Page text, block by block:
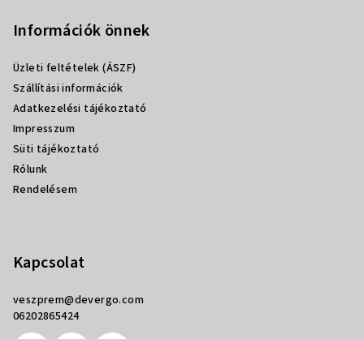
Információk önnek
Üzleti feltételek (ÁSZF)
Szállítási információk
Adatkezelési tájékoztató
Impresszum
Süti tájékoztató
Rólunk
Rendelésem
Kapcsolat
veszprem@devergo.com
06202865424